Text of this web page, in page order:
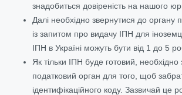
знадобиться довіреність на нашого
Далі необхідно звернутися до органу
із запитом про видачу ІПН для
ІПН в Україні можуть бути від 1 до 5
Як тільки ІПН буде готовий, необхідно
податковий орган для того, щоб
ідентифікаційного коду. Зазвичай це